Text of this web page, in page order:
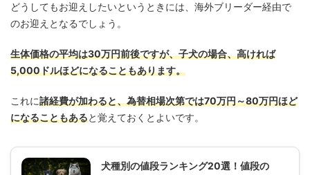
どうしてもお迎えしたいというときには、海外ブリーダー経由で
のお迎えとなるでしょう。
生体価格の平均は30万円前後ですが、子犬の場合、高ければ
5,000ドルほどになることもあります。
これに諸経費が加わると、為替相場次第では70万円～80万円ほど
になることもあると覚えておくとよいです。
犬種別の値段ランキング20選！値段の